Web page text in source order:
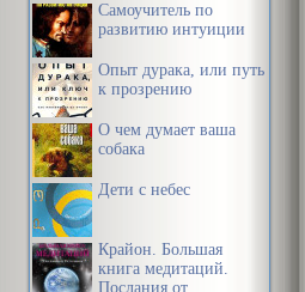
Самоучитель по
развитию интуиции
Опыт дурака, или путь
к прозрению
О чем думает ваша
собака
Дети с небес
Крайон. Большая
книга медитаций.
Послания от